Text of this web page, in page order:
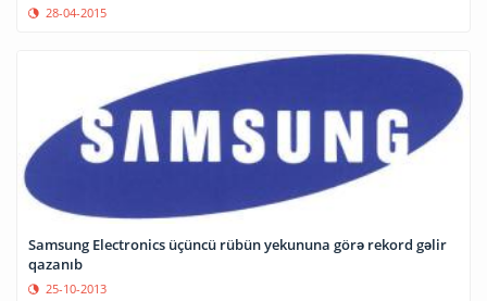
28-04-2015
Samsung Electronics üçüncü rübün yekununa görə rekord gəlir
qazanıb
25-10-2013